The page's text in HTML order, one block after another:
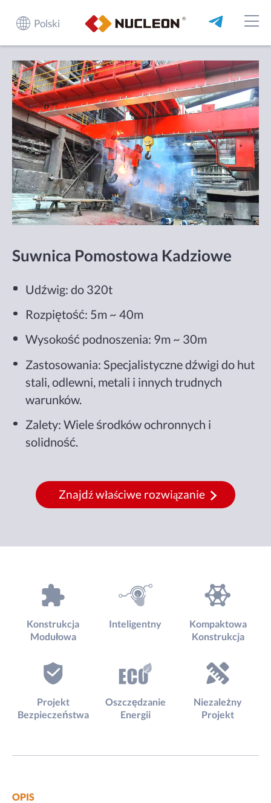
Polski
Suwnica Pomostowa Kadziowe
Udźwig: do 320t
Rozpiętość: 5m ~ 40m
Wysokość podnoszenia: 9m ~ 30m
Zastosowania: Specjalistyczne dźwigi do hut
stali, odlewni, metali i innych trudnych
warunków.
Zalety: Wiele środków ochronnych i
solidność.
Znajdź właściwe rozwiązanie
Konstrukcja
Modułowa
Inteligentny
Kompaktowa
Konstrukcja
Projekt
Bezpieczeństwa
Oszczędzanie
Energii
Niezależny
Projekt
OPIS